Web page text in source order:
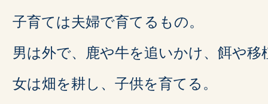
子育ては夫婦で育てるもの。
男は外で、鹿や牛を追いかけ、餌や移
女は畑を耕し、子供を育てる。